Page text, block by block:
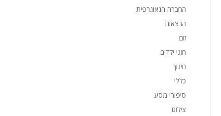
החברה הגאוגרפית
הרצאות
זום
חוגי ילדים
חינוך
כללי
סיפורי מסע
צילום